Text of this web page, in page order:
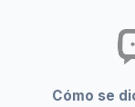
Cómo se